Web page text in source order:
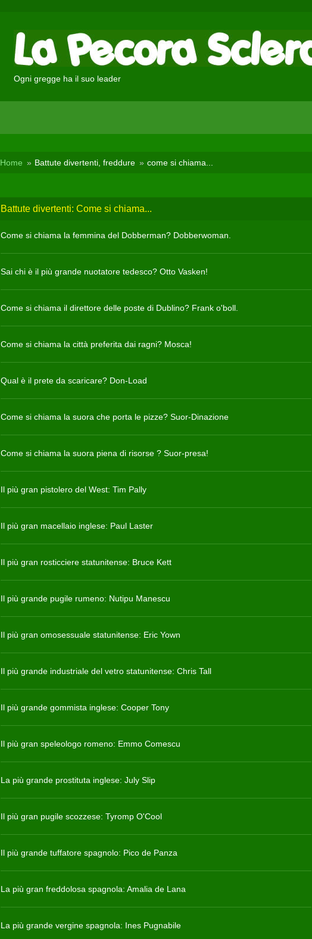
Ogni gregge ha il suo leader
Home Battute divertenti, freddure come si chiama...
Battute divertenti: Come si chiama...
Come si chiama la femmina del Dobberman? Dobberwoman.
Sai chi è il più grande nuotatore tedesco? Otto Vasken!
Come si chiama il direttore delle poste di Dublino? Frank o'boll.
Come si chiama la città preferita dai ragni? Mosca!
Qual è il prete da scaricare? Don-Load
Come si chiama la suora che porta le pizze? Suor-Dinazione
Come si chiama la suora piena di risorse ? Suor-presa!
Il più gran pistolero del West: Tim Pally
Il più gran macellaio inglese: Paul Laster
Il più gran rosticciere statunitense: Bruce Kett
Il più grande pugile rumeno: Nutipu Manescu
Il più gran omosessuale statunitense: Eric Yown
Il più grande industriale del vetro statunitense: Chris Tall
Il più grande gommista inglese: Cooper Tony
Il più gran speleologo romeno: Emmo Comescu
La più grande prostituta inglese: July Slip
Il più gran pugile scozzese: Tyromp O'Cool
Il più grande tuffatore spagnolo: Pico de Panza
La più gran freddolosa spagnola: Amalia de Lana
La più grande vergine spagnola: Ines Pugnabile